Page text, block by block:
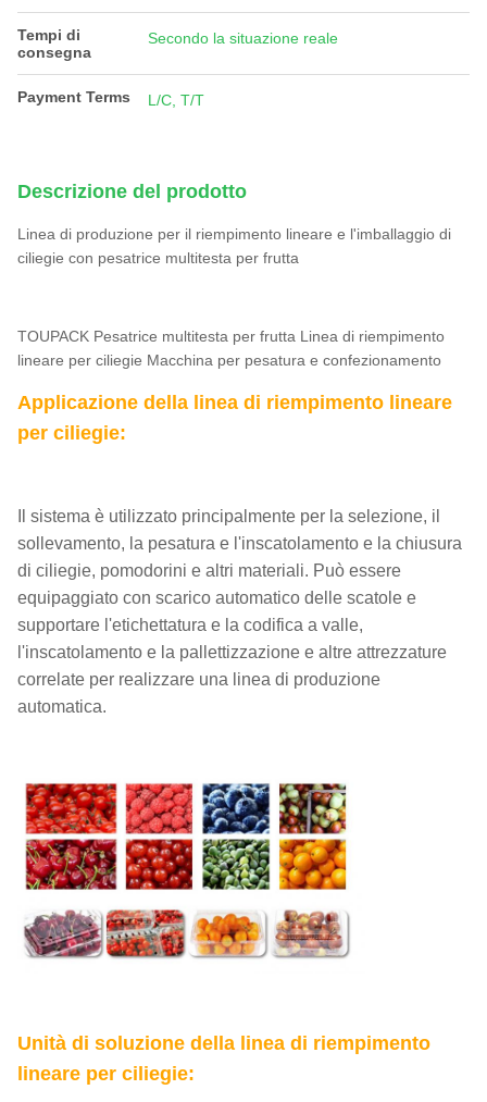
Tempi di
consegna
Secondo la situazione reale
Payment Terms L/C, T/T
Descrizione del prodotto
Linea di produzione per il riempimento lineare e l'imballaggio di
ciliegie con pesatrice multitesta per frutta
TOUPACK Pesatrice multitesta per frutta Linea di riempimento
lineare per ciliegie Macchina per pesatura e confezionamento
Applicazione della linea di riempimento lineare
per ciliegie:
Il sistema è utilizzato principalmente per la selezione, il
sollevamento, la pesatura e l'inscatolamento e la chiusura
di ciliegie, pomodorini e altri materiali. Può essere
equipaggiato con scarico automatico delle scatole e
supportare l'etichettatura e la codifica a valle,
l'inscatolamento e la pallettizzazione e altre attrezzature
correlate per realizzare una linea di produzione
automatica.
Unità di soluzione della linea di riempimento
lineare per ciliegie: